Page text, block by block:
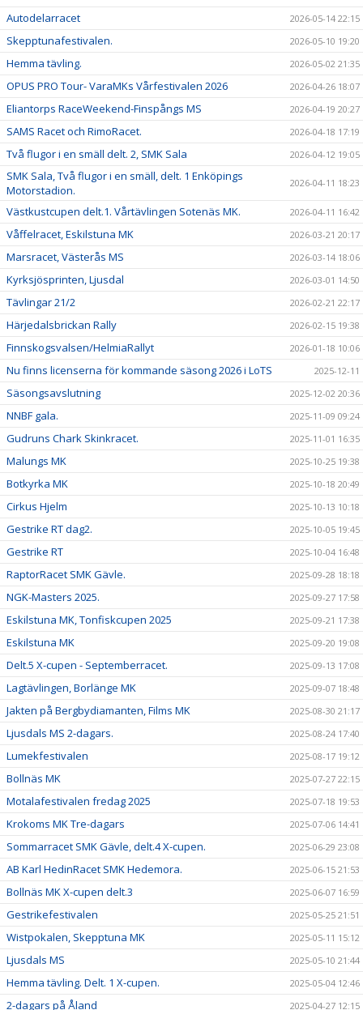
Autodelarracet 2026-05-14 22:15
Skepptunafestivalen. 2026-05-10 19:20
Hemma tävling. 2026-05-02 21:35
OPUS PRO Tour- VaraMKs Vårfestivalen 2026 2026-04-26 18:07
Eliantorps RaceWeekend-Finspångs MS 2026-04-19 20:27
SAMS Racet och RimoRacet. 2026-04-18 17:19
Två flugor i en smäll delt. 2, SMK Sala 2026-04-12 19:05
SMK Sala, Två flugor i en smäll, delt. 1 Enköpings
Motorstadion.
2026-04-11 18:23
Västkustcupen delt.1. Vårtävlingen Sotenäs MK. 2026-04-11 16:42
Våffelracet, Eskilstuna MK 2026-03-21 20:17
Marsracet, Västerås MS 2026-03-14 18:06
Kyrksjösprinten, Ljusdal 2026-03-01 14:50
Tävlingar 21/2 2026-02-21 22:17
Härjedalsbrickan Rally 2026-02-15 19:38
Finnskogsvalsen/HelmiaRallyt 2026-01-18 10:06
Nu finns licenserna för kommande säsong 2026 i LoTS 2025-12-11
Säsongsavslutning 2025-12-02 20:36
NNBF gala. 2025-11-09 09:24
Gudruns Chark Skinkracet. 2025-11-01 16:35
Malungs MK 2025-10-25 19:38
Botkyrka MK 2025-10-18 20:49
Cirkus Hjelm 2025-10-13 10:18
Gestrike RT dag2. 2025-10-05 19:45
Gestrike RT 2025-10-04 16:48
RaptorRacet SMK Gävle. 2025-09-28 18:18
NGK-Masters 2025. 2025-09-27 17:58
Eskilstuna MK, Tonfiskcupen 2025 2025-09-21 17:38
Eskilstuna MK 2025-09-20 19:08
Delt.5 X-cupen - Septemberracet. 2025-09-13 17:08
Lagtävlingen, Borlänge MK 2025-09-07 18:48
Jakten på Bergbydiamanten, Films MK 2025-08-30 21:17
Ljusdals MS 2-dagars. 2025-08-24 17:40
Lumekfestivalen 2025-08-17 19:12
Bollnäs MK 2025-07-27 22:15
Motalafestivalen fredag 2025 2025-07-18 19:53
Krokoms MK Tre-dagars 2025-07-06 14:41
Sommarracet SMK Gävle, delt.4 X-cupen. 2025-06-29 23:08
AB Karl HedinRacet SMK Hedemora. 2025-06-15 21:53
Bollnäs MK X-cupen delt.3 2025-06-07 16:59
Gestrikefestivalen 2025-05-25 21:51
Wistpokalen, Skepptuna MK 2025-05-11 15:12
Ljusdals MS 2025-05-10 21:44
Hemma tävling. Delt. 1 X-cupen. 2025-05-04 12:46
2-dagars på Åland 2025-04-27 12:15